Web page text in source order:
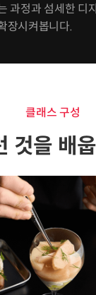
과정과 섬세한 디
장시켜봅니다.
클래스 구성
것을 배